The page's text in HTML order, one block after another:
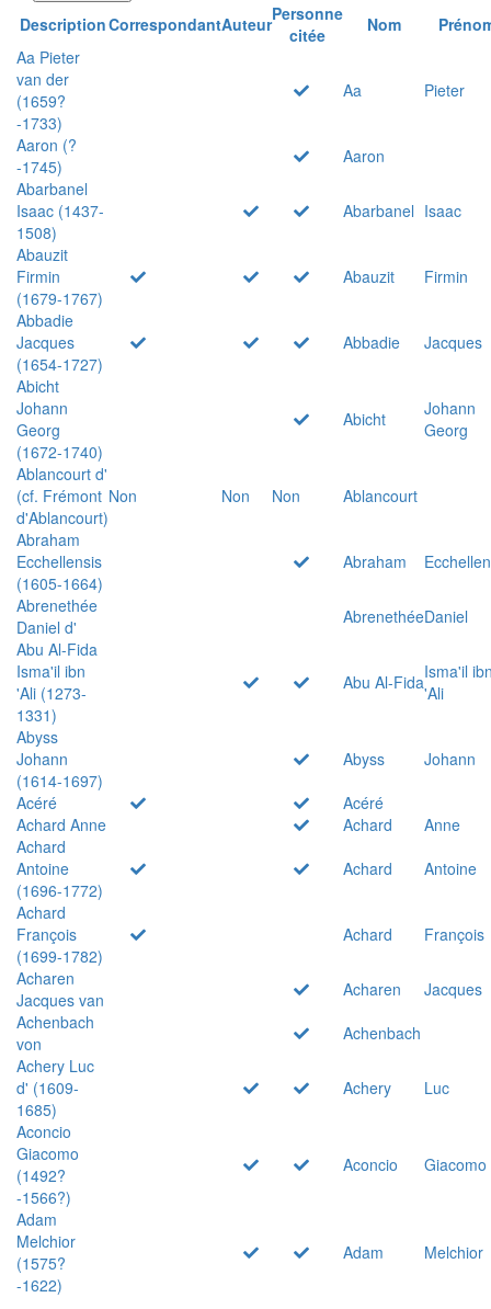
DescriptionCorrespondantAuteurPersonne
citée
Nom
Aa Pieter
van der
(1659?
-1733)
Aa Pieter
Aaron (?
-1745)
Aaron
Abarbanel
Isaac (1437-
1508)
Abarbanel Isaac
Abauzit
Firmin
(1679-1767)
Abauzit
Firmin
Abbadie
Jacques
(1654-1727)
Abbadie
Jacques
Abicht
Johann
Georg
(1672-1740)
Abicht
Johann
Georg
Ablancourt d'
(cf. Frémont
d'Ablancourt)
Non Non Non
Ablancourt
Abraham
Ecchellensis
(1605-1664)
Abraham
Abrenethée
Daniel d'
AbrenethéeDaniel
Abu Al-Fida
Isma'il ibn
'Ali (1273-
1331)
Abu Al-FidaIsma'il
'Ali
Abyss
Johann
(1614-1697)
Abyss
Johann
Acéré
Acéré
Achard Anne
Achard
Anne
Achard
Antoine
(1696-1772)
Achard
Antoine
Achard
François
(1699-1782)
Achard
François
Acharen
Jacques van
Acharen
Jacques
Achenbach
von
Achenbach
Achery Luc
d' (1609-
1685)
Achery
Luc
Aconcio
Giacomo
(1492?
-1566?)
Aconcio Giacomo
Adam
Melchior
(1575?
-1622)
Adam Melchior